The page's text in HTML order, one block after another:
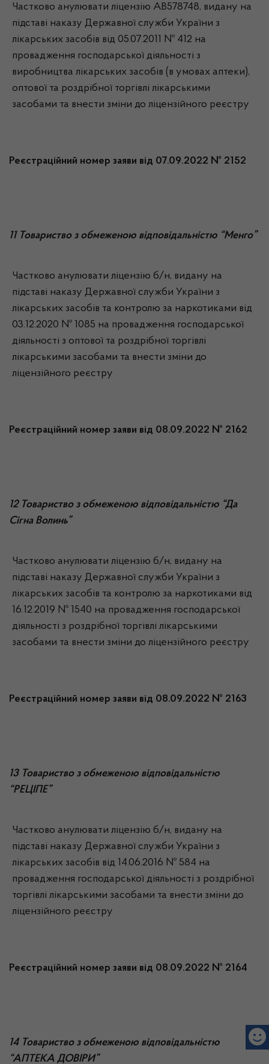
Частково анулювати ліцензію АВ578748, видану на
підставі наказу Державної служби України з
лікарських засобів від 05.07.2011 № 412 на
провадження господарської діяльності з
виробництва лікарських засобів (в умовах аптеки),
оптової та роздрібної торгівлі лікарськими
засобами та внести зміни до ліцензійного реєстру
Реєстраційний номер заяви від 07.09.2022 № 2152
11 Товариство з обмеженою відповідальністю “Менго”
Частково анулювати ліцензію б/н, видану на
підставі наказу Державної служби України з
лікарських засобів та контролю за наркотиками від
03.12.2020 № 1085 на провадження господарської
діяльності з оптової та роздрібної торгівлі
лікарськими засобами та внести зміни до
ліцензійного реєстру
Реєстраційний номер заяви від 08.09.2022 № 2162
12 Товариство з обмеженою відповідальністю “Да
Сігна Волинь”
Частково анулювати ліцензію б/н, видану на
підставі наказу Державної служби України з
лікарських засобів та контролю за наркотиками від
16.12.2019 № 1540 на провадження господарської
діяльності з роздрібної торгівлі лікарськими
засобами та внести зміни до ліцензійного реєстру
Реєстраційний номер заяви від 08.09.2022 № 2163
13 Товариство з обмеженою відповідальністю
“РЕЦІПЕ”
Частково анулювати ліцензію б/н, видану на
підставі наказу Державної служби України з
лікарських засобів від 14.06.2016 № 584 на
провадження господарської діяльності з роздрібної
торгівлі лікарськими засобами та внести зміни до
ліцензійного реєстру
Реєстраційний номер заяви від 08.09.2022 № 2164
14 Товариство з обмеженою відповідальністю
“АПТЕКА ДОВІРИ”